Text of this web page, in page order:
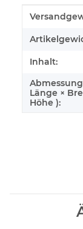
Wert
Inhalt:
Länge ×
Höhe ):